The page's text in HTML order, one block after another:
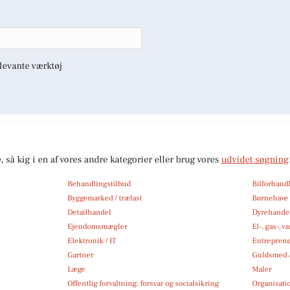
værktøj
så kig i en af vores andre kategorier eller brug vores udvidet søgning.
Behandlingstilbud
Byggemarked / trælast
Børnehave
Detailhandel
Ejendomsmægler
El-, gas-,
Elektronik / IT
Gartner
Guldsmed
Læge
Maler
Offentlig forvaltning, forsvar og socialsikring